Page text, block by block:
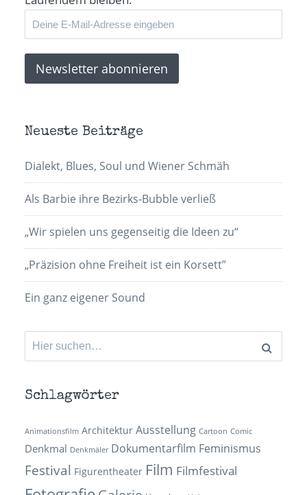
Neueste Beiträge
Dialekt, Blues, Soul und Wiener Schmäh
Als Barbie ihre Bezirks-Bubble verließ
„Wir spielen uns gegenseitig die Ideen zu“
„Präzision ohne Freiheit ist ein Korsett”
Ein ganz eigener Sound
Suchen
nach:
Schlagwörter
Animationsfilm Architektur Ausstellung Cartoon Comic
Denkmal Denkmäler Dokumentarfilm Feminismus
Festival Figurentheater Film Filmfestival